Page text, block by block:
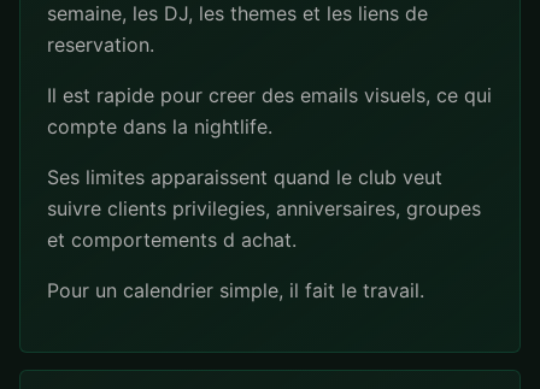
semaine, les DJ, les themes et les liens de
reservation.
Il est rapide pour creer des emails visuels, ce qui
compte dans la nightlife.
Ses limites apparaissent quand le club veut
suivre clients privilegies, anniversaires, groupes
et comportements d achat.
Pour un calendrier simple, il fait le travail.